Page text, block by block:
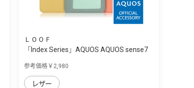
ＬＯＯＦ
「Index Series」AQUOS AQUOS sense7
参考価格￥2,980
レザー